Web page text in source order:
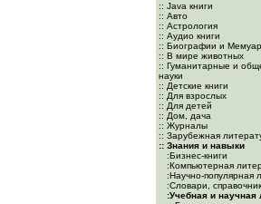
:: Java книги
:: Авто
:: Астрология
:: Аудио книги
:: Биографии и
:: В мире животных
:: Гуманитарные и
науки
:: Детские книги
:: Для взрослых
:: Для детей
:: Дом, дача
:: Журналы
:: Зарубежная
:: Знания и навыки
:Бизнес-книги
:Компьютерная
:Научно-популярная
:Словари,
:Учебная и научная